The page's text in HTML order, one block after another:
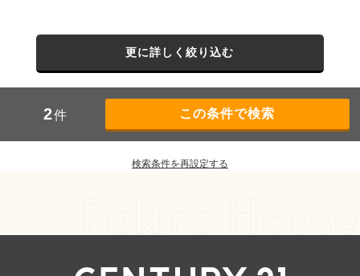
更に詳しく絞り込む
2件
検索条件を再設定する